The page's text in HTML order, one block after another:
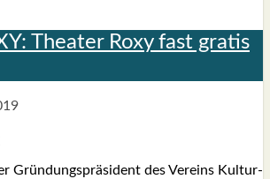
Thea­ter Roxy fast gra­tis
Grün­dungs­prä­si­dent des Ver­eins Kul­tur­